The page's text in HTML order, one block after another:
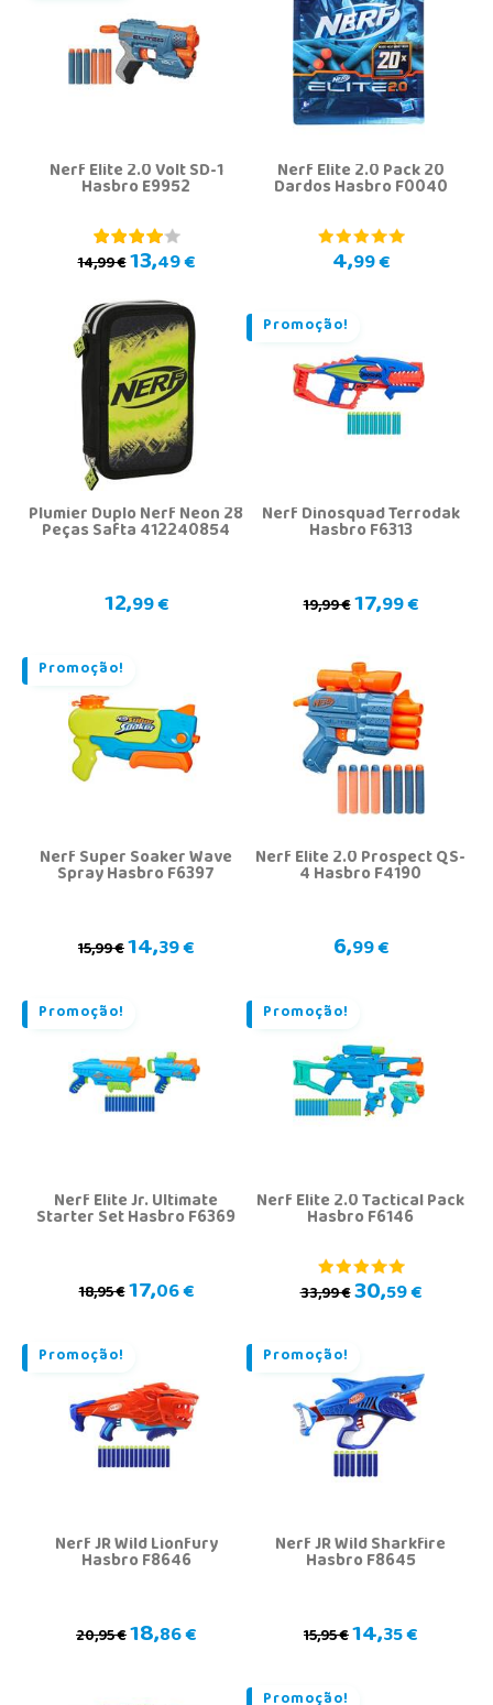
Nerf Elite 2.0 Volt SD-1
Hasbro E9952
14,99 €13,49 €
Nerf Elite 2.0 Pack 20
Dardos Hasbro F0040
4,99 €
Plumier Duplo Nerf Neon 28
Peças Safta 412240854
12,99 €
Promoção!
Nerf Dinosquad Terrodak
Hasbro F6313
19,99 €17,99 €
Promoção!
Nerf Super Soaker Wave
Spray Hasbro F6397
15,99 €14,39 €
Nerf Elite 2.0 Prospect QS-
4 Hasbro F4190
6,99 €
Promoção!
Nerf Elite Jr. Ultimate
Starter Set Hasbro F6369
18,95 €17,06 €
Promoção!
Nerf Elite 2.0 Tactical Pack
Hasbro F6146
33,99 €30,59 €
Promoção!
Nerf JR Wild Lionfury
Hasbro F8646
20,95 €18,86 €
Promoção!
Nerf JR Wild Sharkfire
Hasbro F8645
15,95 €14,35 €